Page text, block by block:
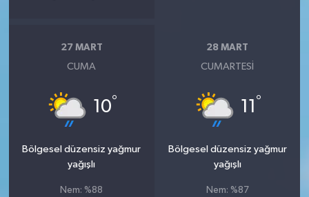
27 MART
CUMA
10°
Bölgesel düzensiz yağmur
yağışlı
Nem: %88
28 MART
CUMARTESI
11 °
Bölgesel düzensiz yağmur
yağışlı
Nem: %87